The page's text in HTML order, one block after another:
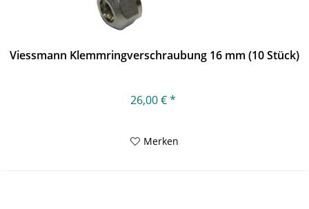
Viessmann Klemmringverschraubung 16 mm (10 Stück)
26,00 € *
Merken